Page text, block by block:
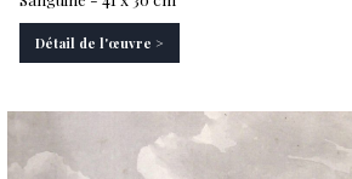
Détail de l'œuvre >